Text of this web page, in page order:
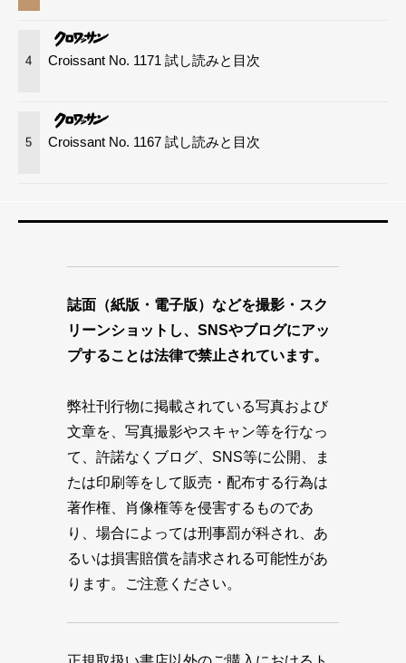
4 Croissant No. 1171 試し読みと目次
5 Croissant No. 1167 試し読みと目次
誌面（紙版・電子版）などを撮影・スク
リーンショットし、SNSやブログにアッ
プすることは法律で禁止されています。
弊社刊行物に掲載されている写真および
文章を、写真撮影やスキャン等を行なっ
て、許諾なくブログ、SNS等に公開、ま
たは印刷等をして販売・配布する行為は
著作権、肖像権等を侵害するものであ
り、場合によっては刑事罰が科され、あ
るいは損害賠償を請求される可能性があ
ります。ご注意ください。